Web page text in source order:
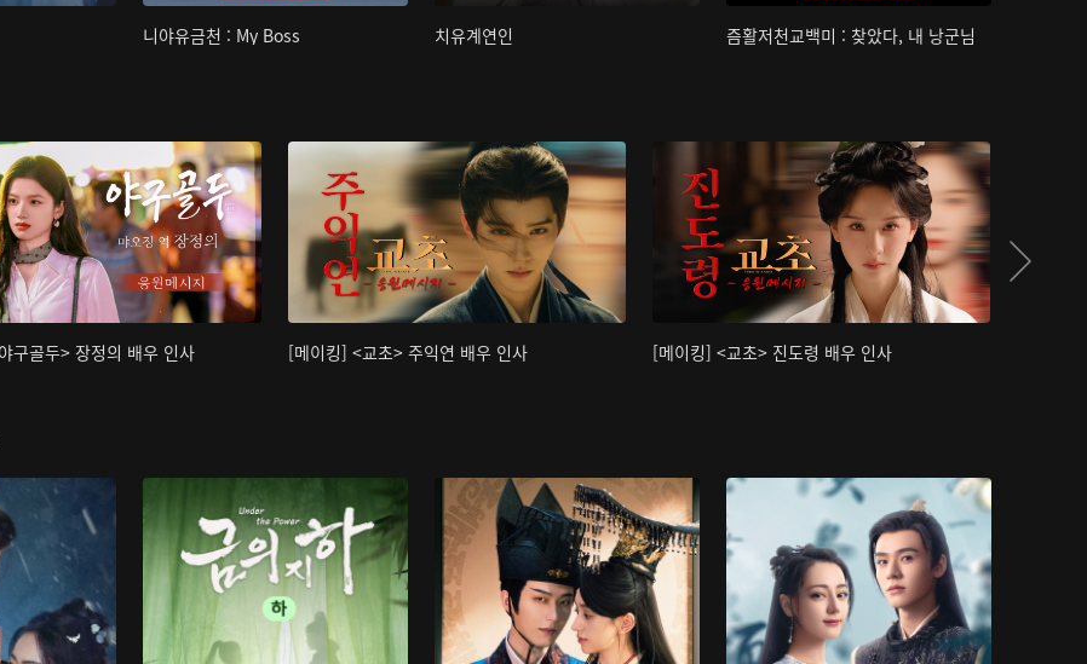
니야유금천 : My Boss 치유계연인 즘활저천교백미 : 찾았다, 내 낭군님
구골두> 장정의 배우 인사 [메이킹] <교초> 주익연 배우 인사 [메이킹] <교초> 진도령 배우 인사